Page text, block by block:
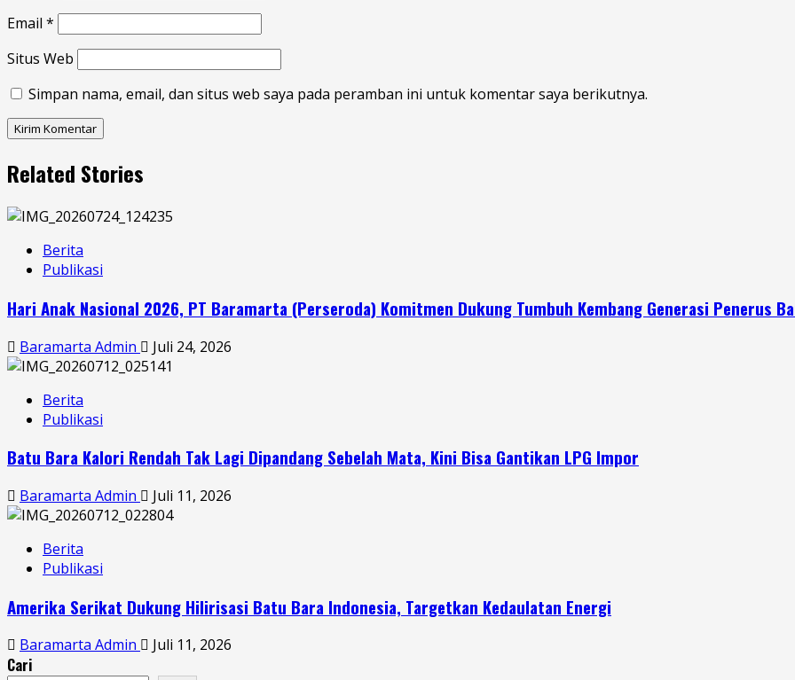
Email *
Situs Web
Simpan nama, email, dan situs web saya pada peramban ini untuk komentar saya berikutnya.
Related Stories
Berita
Publikasi
Hari Anak Nasional 2026, PT Baramarta (Perseroda) Komitmen Dukung Tumbuh Kembang Generasi Penerus
Baramarta Admin Juli 24, 2026
Berita
Publikasi
Batu Bara Kalori Rendah Tak Lagi Dipandang Sebelah Mata, Kini Bisa Gantikan LPG Impor
Baramarta Admin Juli 11, 2026
Berita
Publikasi
Amerika Serikat Dukung Hilirisasi Batu Bara Indonesia, Targetkan Kedaulatan Energi
Baramarta Admin Juli 11, 2026
Cari